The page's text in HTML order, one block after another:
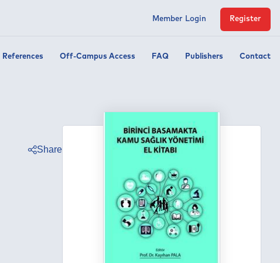
References Off-Campus Access FAQ Publishers Contact
Member Login Register
Share